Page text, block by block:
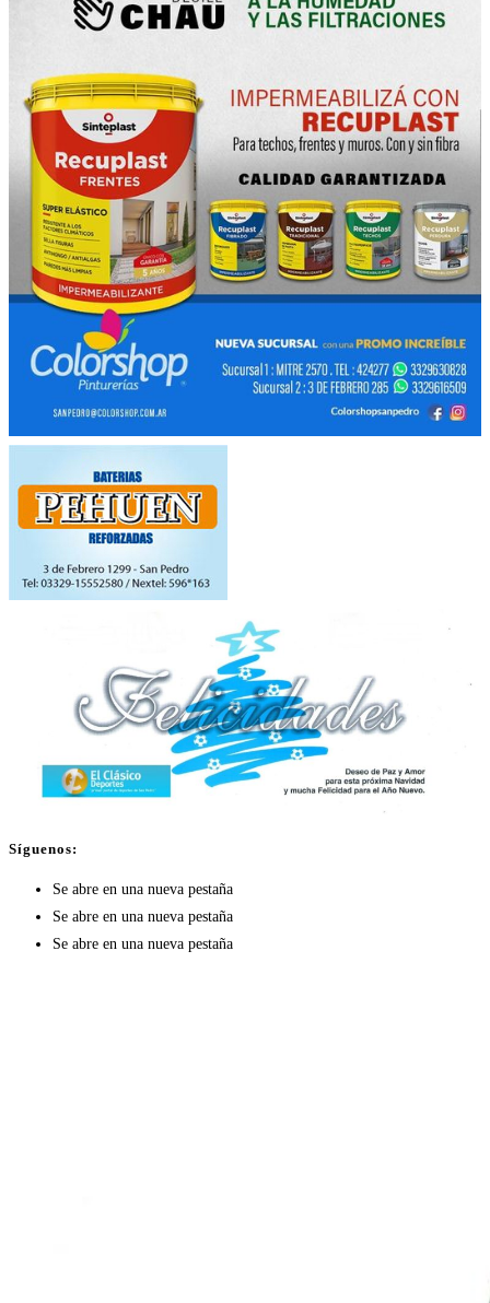
Síguenos:
Se abre en una nueva pestaña
Se abre en una nueva pestaña
Se abre en una nueva pestaña